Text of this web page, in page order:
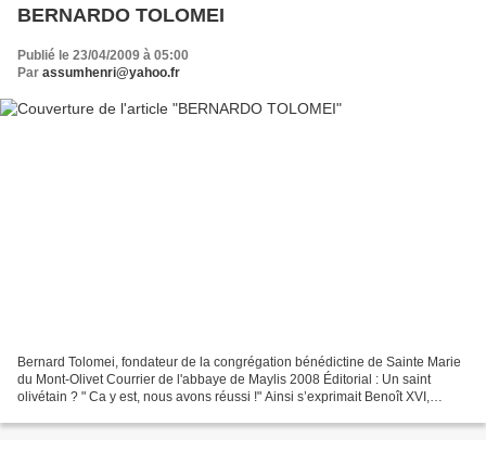
BERNARDO TOLOMEI
Publié le 23/04/2009 à 05:00
Par assumhenri@yahoo.fr
Bernard Tolomei, fondateur de la congrégation bénédictine de Sainte Marie
du Mont-Olivet Courrier de l'abbaye de Maylis 2008 Éditorial : Un saint
olivétain ? " Ca y est, nous avons réussi !" Ainsi s’exprimait Benoît XVI,